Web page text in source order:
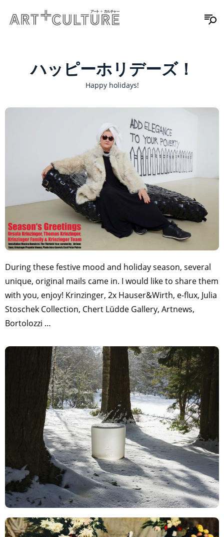
ハッピーホリデーズ！
Happy holidays!
During these festive mood and holiday season, several
unique, original mails came in. I would like to share them
with you, enjoy! Krinzinger, 2x Hauser&Wirth, e-flux, Julia
Stoschek Collection, Chert Lüdde Gallery, Artnews,
Bortolozzi …